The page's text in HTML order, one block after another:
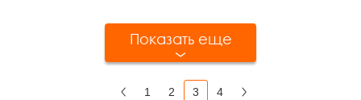
Показать еще
1 2 3 4